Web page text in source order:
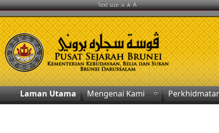
Text size :A A A
Laman Utama Mengenai Kami